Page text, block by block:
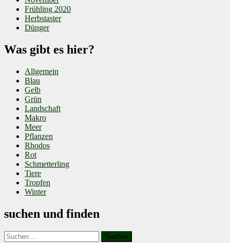
Frühling 2020
Herbstaster
Dünger
Was gibt es hier?
Allgemein
Blau
Gelb
Grün
Landschaft
Makro
Meer
Pflanzen
Rhodos
Rot
Schmetterling
Tiere
Tropfen
Winter
suchen und finden
Suchen